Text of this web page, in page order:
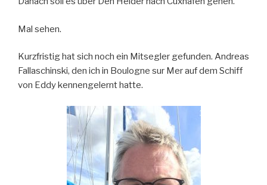
Mal sehen.
Kurzfristig hat sich noch ein Mitsegler gefunden. Andreas
Fallaschinski, den ich in Boulogne sur Mer auf dem Schiff
von Eddy kennengelernt hatte.